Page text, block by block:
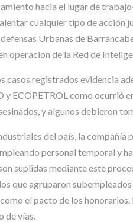
hacia el lugar de
cualquier tipo de acción
Urbanas de
operación de la Red de
casos registrados evidencia
y ECOPETROL como ocurrió
y algunos debieron
del país, la
personal temporal y
suplidas mediante este
que agruparon
el pacto de los
de vías.